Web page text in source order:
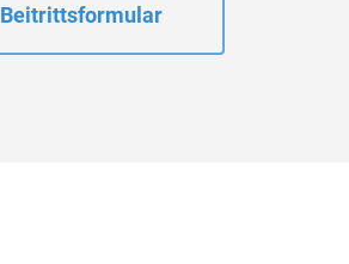
Beitrittsformular